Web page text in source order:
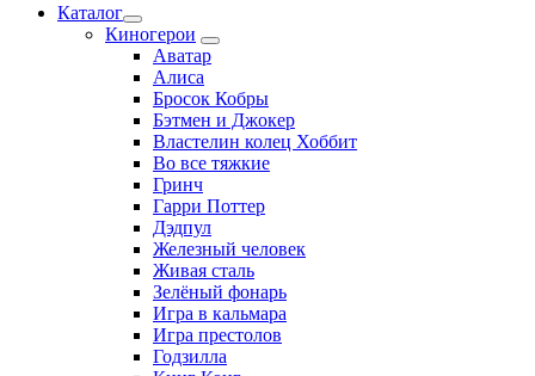
Каталог
Киногерои
Аватар
Алиса
Бросок Кобры
Бэтмен и Джокер
Властелин колец Хоббит
Во все тяжкие
Гринч
Гарри Поттер
Дэдпул
Железный человек
Живая сталь
Зелёный фонарь
Игра в кальмара
Игра престолов
Годзилла